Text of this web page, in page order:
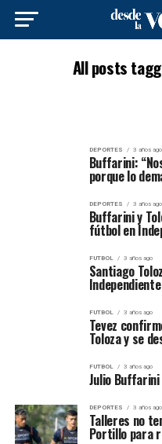
All posts
DEPORTES 3 años ago
Buffarini:
porque lo
DEPORTES 3 años ago
Buffarini y
fútbol en
FUTBOL 3 años ago
Santiago
Independiente
FUTBOL 3 años ago
Tevez
Toloza y se
FUTBOL 3 años ago
Julio
DEPORTES 3 años ago
Talleres no
Portillo para